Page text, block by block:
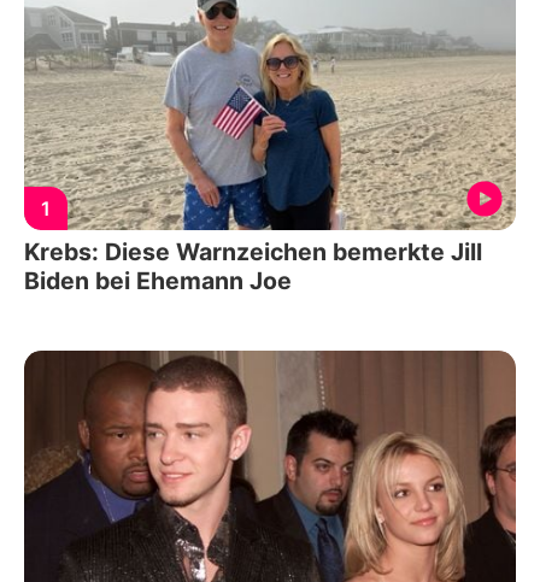
1
Krebs: Diese Warnzeichen bemerkte Jill
Biden bei Ehemann Joe